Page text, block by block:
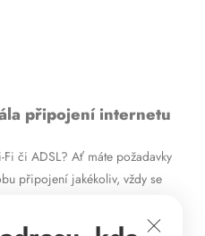
připojení internetu
Fi či ADSL? Ať máte požadavky
připojení jakékoliv, vždy se
ADSL internetu nabízíme